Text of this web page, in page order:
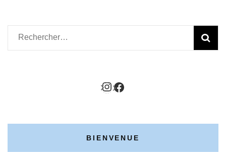
Rechercher :
http://instagram.com/
https://
BIENVENUE